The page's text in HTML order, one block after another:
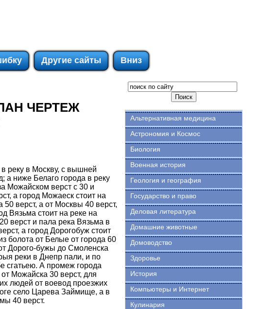
Другие сайты Вниз
ЧЕРТЕЖ
реку в Москву, с вышней
а ниже Белаго города в реку
Можайском верст с 30 и
а город Можаеск стоит на
верст, а от Москвы 40 верст,
Вязьма стоит на реке на
верст и пала река Вязьма в
а город Дорогобуж стоит
болота от Белые от города 60
Дорого-бужы до Смоленска
реки в Днепр пали, и по
сгатьею. А промеж города
Можайска 30 верст, для
людей от воевод проезжих
село Царева Займище, а в
40 верст.
Альтернативная медицина
Астрономия и Космос
Биология
Военная история
Геология и география
Государство и право
Деловая литература
Домашние животные
Домоводство
Здоровье
История
Компьютеры и Интернет
Кулинария